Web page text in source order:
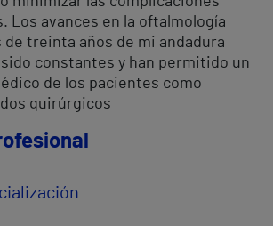
Los avances en la oftalmología
de treinta años de mi andadura
constantes y han permitido un
de los pacientes como
quirúrgicos